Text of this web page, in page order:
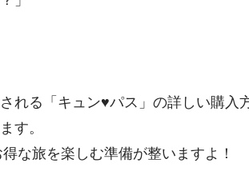
れる「キュン♥パス」の詳しい購入
す。
な旅を楽しむ準備が整いますよ！